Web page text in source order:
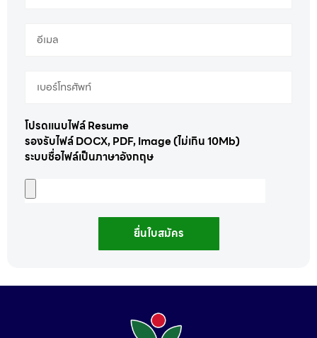
โปรดแนบไฟล์ Resume
รองรับไฟล์ DOCX, PDF, Image (ไม่เกิน 10Mb)
ระบบชื่อไฟล์เป็นภาษาอังกฤษ
ยื่นใบสมัคร